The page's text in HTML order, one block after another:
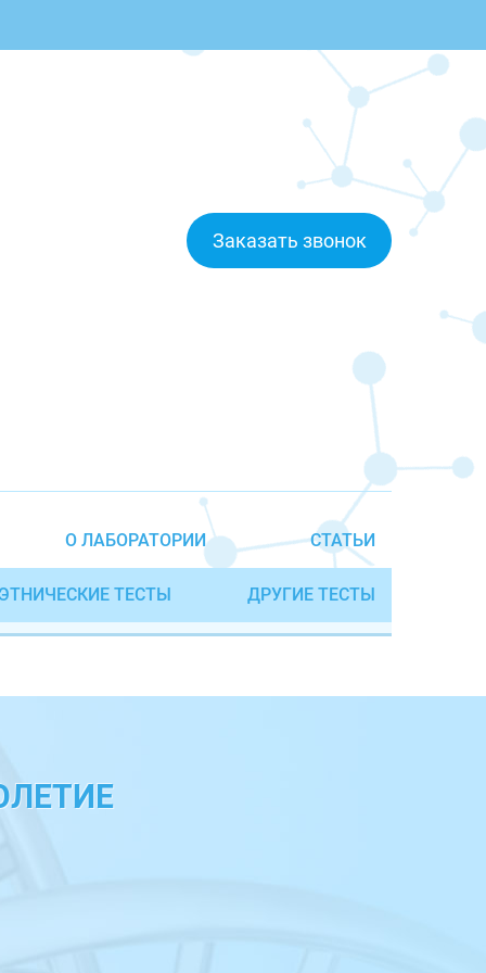
Заказать звонок
О ЛАБОРАТОРИИ СТАТЬИ
ТЕСТЫ ДРУГИЕ ТЕСТЫ